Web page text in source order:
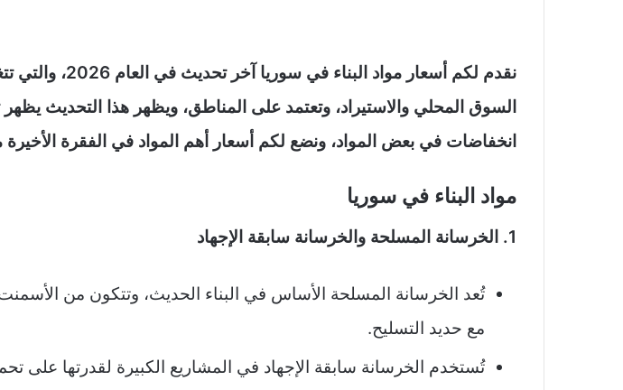
نقدم لكم أسعار مواد البناء
السوق المحلي والاستيراد، وتعتمد على المناطق، ويظهر هذا التحديث
انخفاضات في بعض المواد، ونضع لكم أسعار أهم المواد في الفقرة
مواد البناء في سوريا
1. الخرسانة المسلحة والخرسانة سابقة الإجهاد
تُعد الخرسانة المسلحة الأساس في البناء الحديث، وتتكون من
مع حديد التسليح.